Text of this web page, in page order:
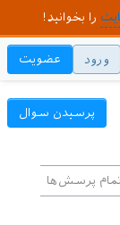
را بخوانید!
ورود عضویت
پرسیدن سوال
تمام پرسش‌ها